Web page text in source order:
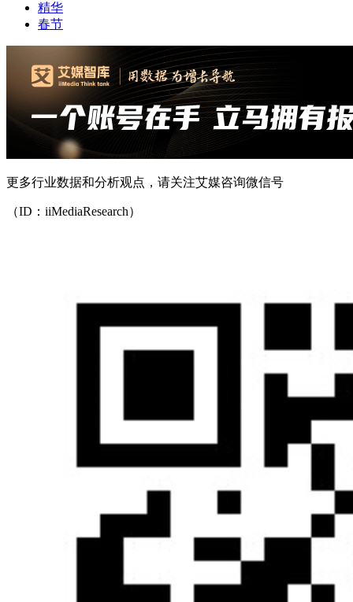
精华
春节
更多行业数据和分析观点，请关注艾媒咨询微信号
（ID：iiMediaResearch）